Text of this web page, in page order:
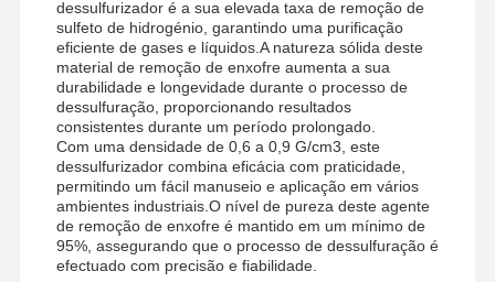
dessulfurizador é a sua elevada taxa de remoção de
sulfeto de hidrogénio, garantindo uma purificação
eficiente de gases e líquidos.A natureza sólida deste
material de remoção de enxofre aumenta a sua
durabilidade e longevidade durante o processo de
dessulfuração, proporcionando resultados
consistentes durante um período prolongado.
Com uma densidade de 0,6 a 0,9 G/cm3, este
dessulfurizador combina eficácia com praticidade,
permitindo um fácil manuseio e aplicação em vários
ambientes industriais.O nível de pureza deste agente
de remoção de enxofre é mantido em um mínimo de
95%, assegurando que o processo de dessulfuração é
efectuado com precisão e fiabilidade.